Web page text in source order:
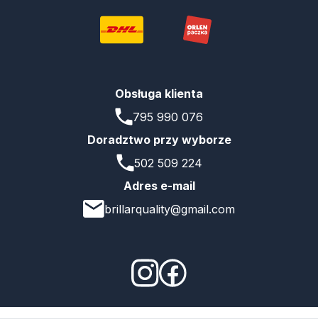
Obsługa klienta
795 990 076
Doradztwo przy wyborze
502 509 224
Adres e-mail
brillarquality@gmail.com